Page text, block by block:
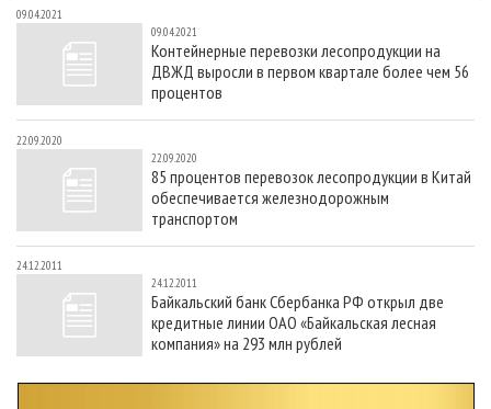
09.04.2021
09.04.2021
Контейнерные перевозки лесопродукции на
ДВЖД выросли в первом квартале более чем 56
процентов
22.09.2020
22.09.2020
85 процентов перевозок лесопродукции в Китай
обеспечивается железнодорожным
транспортом
24.12.2011
24.12.2011
Байкальский банк Сбербанка РФ открыл две
кредитные линии ОАО «Байкальская лесная
компания» на 293 млн рублей